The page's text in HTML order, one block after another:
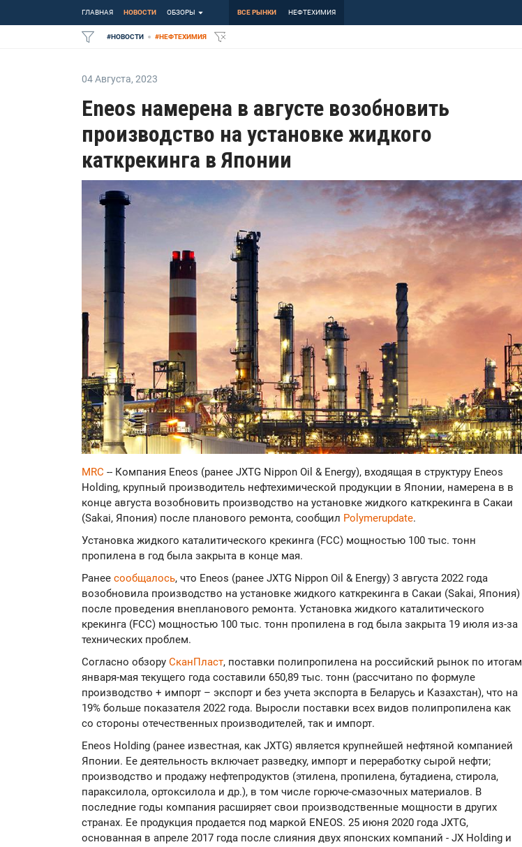
ГЛАВНАЯ НОВОСТИ ОБЗОРЫ ВСЕ РЫНКИ НЕФТЕХИМИЯ
#НОВОСТИ #НЕФТЕХИМИЯ
04 Августа, 2023
Eneos намерена в августе возобновить
производство на установке жидкого
каткрекинга в Японии
MRC -- Компания Eneos (ранее JXTG Nippon Oil & Energy), входящая в структуру Eneos
Holding, крупный производитель нефтехимической продукции в Японии, намерена в в
конце августа возобновить производство на установке жидкого каткрекинга в Сакаи
(Sakai, Япония) после планового ремонта, сообщил Polymerupdate.
Установка жидкого каталитического крекинга (FCC) мощностью 100 тыс. тонн
пропилена в год была закрыта в конце мая.
Ранее сообщалось, что Eneos (ранее JXTG Nippon Oil & Energy) 3 августа 2022 года
возобновила производство на установке жидкого каткрекинга в Сакаи (Sakai, Япония)
после проведения внепланового ремонта. Установка жидкого каталитического
крекинга (FCC) мощностью 100 тыс. тонн пропилена в год была закрыта 19 июля из-за
технических проблем.
Согласно обзору СканПласт, поставки полипропилена на российский рынок по итогам
января-мая текущего года составили 650,89 тыс. тонн (рассчитано по формуле
производство + импорт – экспорт и без учета экспорта в Беларусь и Казахстан), что на
19% больше показателя 2022 года. Выросли поставки всех видов полипропилена как
со стороны отечественных производителей, так и импорт.
Eneos Holding (ранее известная, как JXTG) является крупнейшей нефтяной компанией
Японии. Ее деятельность включает разведку, импорт и переработку сырой нефти;
производство и продажу нефтепродуктов (этилена, пропилена, бутадиена, стирола,
параксилола, ортоксилола и др.), в том числе горюче-смазочных материалов. В
последние годы компания расширяет свои производственные мощности в других
странах. Ее продукция продается под маркой ENEOS. 25 июня 2020 года JXTG,
основанная в апреле 2017 года после слияния двух японских компаний - JX Holding и